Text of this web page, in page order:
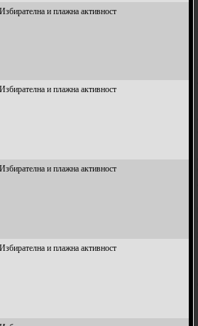
и плажна активност
и плажна активност
и плажна активност
и плажна активност